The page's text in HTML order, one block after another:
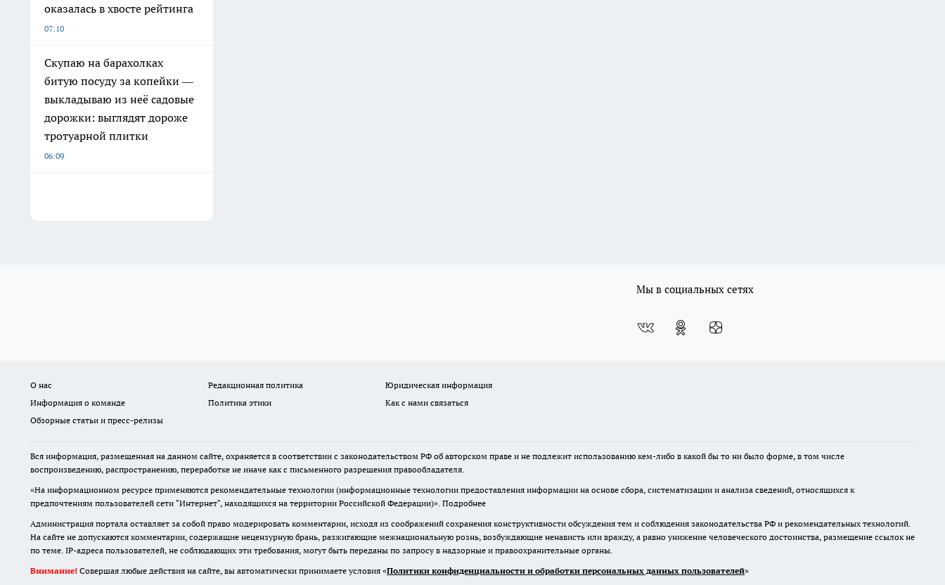
оказалась в хвосте рейтинга
07:10
Скупаю на барахолках
битую посуду за копейки —
выкладываю из неё садовые
дорожки: выглядят дороже
тротуарной плитки
06:09
Мы в социальных сетях
О нас Редакционная политика
Юридическая информация
Информация о команде
Политика этики
Как с нами связаться
Обзорные статьи и пресс-релизы
Вся информация, размещенная на данном сайте, охраняется в соответствии с законодательством РФ об авторском праве и не подлежит использованию кем-либо в какой бы то ни было форме, в том числе
воспроизведению, распространению, переработке не иначе как с письменного разрешения правообладателя.
«На информационном ресурсе применяются рекомендательные технологии (информационные технологии предоставления информации на основе сбора, систематизации и анализа сведений, относящихся к
предпочтениям пользователей сети "Интернет", находящихся на территории Российской Федерации)». Подробнее
Администрация портала оставляет за собой право модерировать комментарии, исходя из соображений сохранения конструктивности обсуждения тем и соблюдения законодательства РФ и рекомендательных технологий.
На сайте не допускаются комментарии, содержащие нецензурную брань, разжигающие межнациональную рознь, возбуждающие ненависть или вражду, а равно унижение человеческого достоинства, размещение ссылок не
по теме. IP-адреса пользователей, не соблюдающих эти требования, могут быть переданы по запросу в надзорные и правоохранительные органы.
Внимание! Совершая любые действия на сайте, вы автоматически принимаете условия «Политики конфиденциальности и обработки персональных данных пользователей»